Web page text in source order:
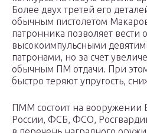
Более двух третей его
обычным пистолетом
патронника позволяет вести
высокоимпульсными
патронами, но за счет
обычным ПМ отдачи. При
быстро теряют упругость,
ПММ состоит на вооружении
России, ФСБ, ФСО,